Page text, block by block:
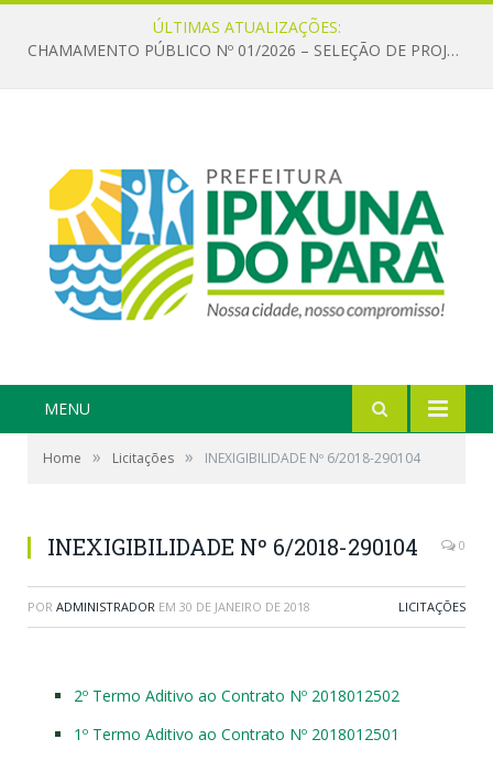
ÚLTIMAS ATUALIZAÇÕES:
CHAMAMENTO PÚBLICO Nº 01/2026 – SELEÇÃO DE PROJETOS PARA FIRMAR TERMO DE EXECUÇÃO CULTURAL COM RECURSOS DA POLÍTICA NACIONAL ALDIR BLANC DE FOMENTO À CULTURA – PNAB (LEI Nº 14.399/2022)
MENU
Home » Licitações » INEXIGIBILIDADE Nº 6/2018-290104
INEXIGIBILIDADE Nº 6/2018-290104 0
POR ADMINISTRADOR EM 30 DE JANEIRO DE 2018 LICITAÇÕES
2º Termo Aditivo ao Contrato Nº 2018012502
1º Termo Aditivo ao Contrato Nº 2018012501